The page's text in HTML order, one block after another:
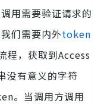
用需要验证请求的
们需要内外token
程，获取到Access
没有意义的字符
。当调用方调用